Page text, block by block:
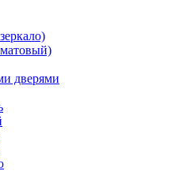
дверями